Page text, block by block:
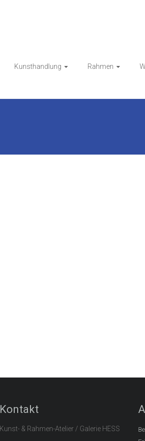
Kunsthandlung Rahmen
Kontakt
Kunst- & Rahmen-Atelier / Galerie HESS